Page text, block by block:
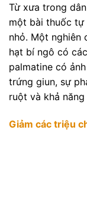
Từ xưa trong
một bài thuốc
nhỏ. Một nghiên
hạt bí ngô có
palmatine có
trứng giun, sự
ruột và khả
Giảm các triệu